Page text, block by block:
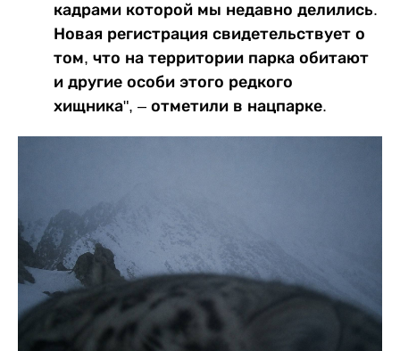
кадрами которой мы недавно делились.
Новая регистрация свидетельствует о
том, что на территории парка обитают
и другие особи этого редкого
хищника", – отметили в нацпарке.